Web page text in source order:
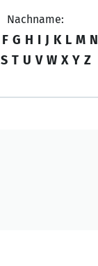
Nachname:
F G H I J K L M N
S T U V W X Y Z